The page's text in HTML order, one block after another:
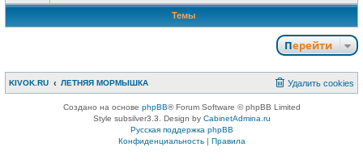
Темы
Перейти
KIVOK.RU ЛЕТНЯЯ МОРМЫШКА Удалить cookies
Создано на основе phpBB® Forum Software © phpBB Limited
Style subsilver3.3. Design by CabinetAdmina.ru
Русская поддержка phpBB
Конфиденциальность| Правила